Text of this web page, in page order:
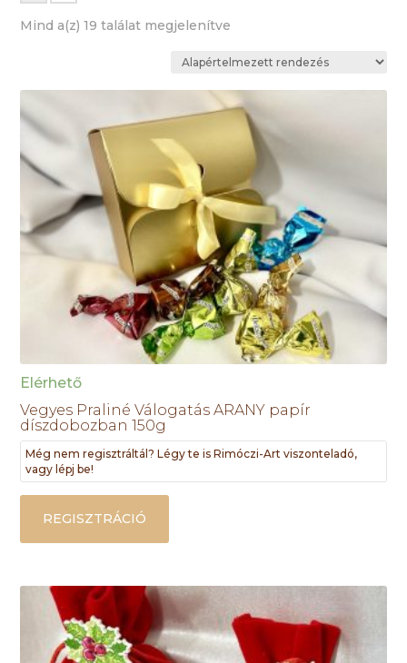
Mind a(z) 19 találat megjelenítve
Elérhető
Vegyes Praliné Válogatás ARANY papír
díszdobozban 150g
Még nem regisztráltál? Légy te is Rimóczi-Art viszonteladó,
vagy lépj be!
REGISZTRÁCIÓ